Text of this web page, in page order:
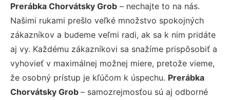
Prerábka Chorvátsky Grob – nechajte to na nás.
Našimi rukami prešlo veľké množstvo spokojných
zákazníkov a budeme veľmi radi, ak sa k nim pridáte
aj vy. Každému zákazníkovi sa snažíme prispôsobiť a
vyhovieť v maximálnej možnej miere, pretože vieme,
že osobný prístup je kľúčom k úspechu. Prerábka
Chorvátsky Grob – samozrejmosťou sú aj odborné